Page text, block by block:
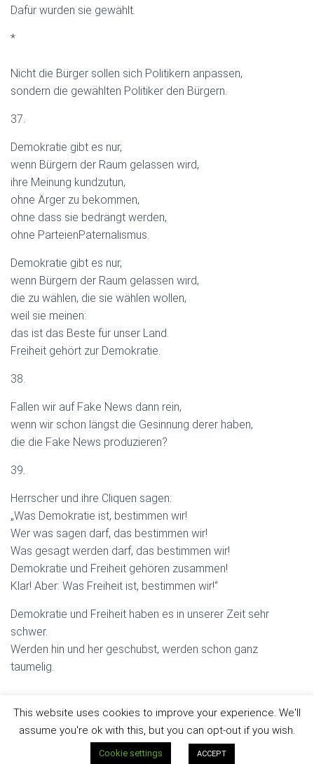
Dafür wurden sie gewählt.
*
Nicht die Bürger sollen sich Politikern anpassen,
sondern die gewählten Politiker den Bürgern.
37.
Demokratie gibt es nur,
wenn Bürgern der Raum gelassen wird,
ihre Meinung kundzutun,
ohne Ärger zu bekommen,
ohne dass sie bedrängt werden,
ohne ParteienPaternalismus.
Demokratie gibt es nur,
wenn Bürgern der Raum gelassen wird,
die zu wählen, die sie wählen wollen,
weil sie meinen:
das ist das Beste für unser Land.
Freiheit gehört zur Demokratie.
38.
Fallen wir auf Fake News dann rein,
wenn wir schon längst die Gesinnung derer haben,
die die Fake News produzieren?
39.
Herrscher und ihre Cliquen sagen:
„Was Demokratie ist, bestimmen wir!
Wer was sagen darf, das bestimmen wir!
Was gesagt werden darf, das bestimmen wir!
Demokratie und Freiheit gehören zusammen!
Klar! Aber: Was Freiheit ist, bestimmen wir!“
Demokratie und Freiheit haben es in unserer Zeit sehr
schwer.
Werden hin und her geschubst, werden schon ganz
taumelig.
Hestia | Entwickelt von ThemeIsle
This website uses cookies to improve your experience. We'll
assume you're ok with this, but you can opt-out if you wish.
Cookie settings ACCEPT